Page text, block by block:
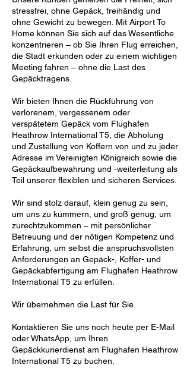
stressfrei, ohne Gepäck, freihändig und
ohne Gewicht zu bewegen. Mit Airport To
Home können Sie sich auf das Wesentliche
konzentrieren – ob Sie Ihren Flug erreichen,
die Stadt erkunden oder zu einem wichtigen
Meeting fahren – ohne die Last des
Gepäcktragens.
Wir bieten Ihnen die Rückführung von
verlorenem, vergessenem oder
verspätetem Gepäck vom Flughafen
Heathrow International T5, die Abholung
und Zustellung von Koffern von und zu jeder
Adresse im Vereinigten Königreich sowie die
Gepäckaufbewahrung und -weiterleitung als
Teil unserer flexiblen und sicheren Services.
Wir sind stolz darauf, klein genug zu sein,
um uns zu kümmern, und groß genug, um
zurechtzukommen – mit persönlicher
Betreuung und der nötigen Kompetenz und
Erfahrung, um selbst die anspruchsvollsten
Anforderungen an Gepäck-, Koffer- und
Gepäckabfertigung am Flughafen Heathrow
International T5 zu erfüllen.
Wir übernehmen die Last für Sie.
Kontaktieren Sie uns noch heute per E-Mail
oder WhatsApp, um Ihren
Gepäckkurierdienst am Flughafen Heathrow
International T5 zu buchen.